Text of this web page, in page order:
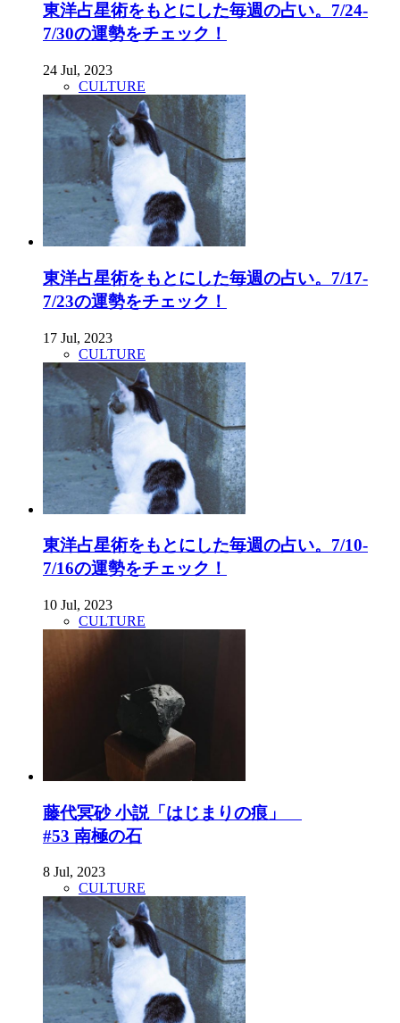
東洋占星術をもとにした毎週の占い。7/24-
7/30の運勢をチェック！
24 Jul, 2023
CULTURE
東洋占星術をもとにした毎週の占い。7/17-
7/23の運勢をチェック！
17 Jul, 2023
CULTURE
東洋占星術をもとにした毎週の占い。7/10-
7/16の運勢をチェック！
10 Jul, 2023
CULTURE
藤代冥砂 小説「はじまりの痕」
#53 南極の石
8 Jul, 2023
CULTURE